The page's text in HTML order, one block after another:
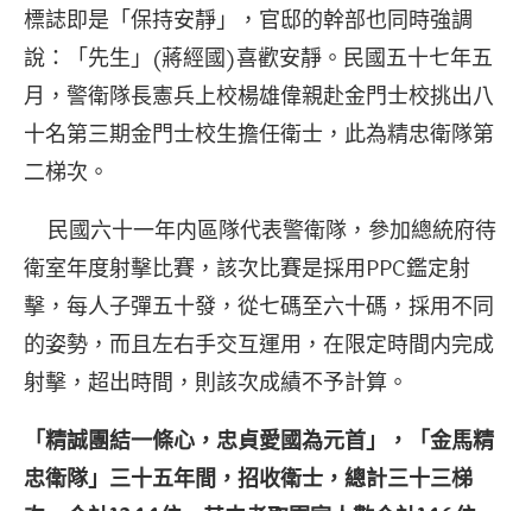
標誌即是「保持安靜」，官邸的幹部也同時強調
說：「先生」(蔣經國)喜歡安靜。民國五十七年五
月，警衛隊長憲兵上校楊雄偉親赴金門士校挑出八
十名第三期金門士校生擔任衛士，此為精忠衛隊第
二梯次。
民國六十一年内區隊代表警衛隊，參加總統府待
衛室年度射擊比賽，該次比賽是採用PPC鑑定射
擊，每人子彈五十發，從七碼至六十碼，採用不同
的姿勢，而且左右手交互運用，在限定時間内完成
射擊，超出時間，則該次成績不予計算。
「精誠團結一條心，忠貞愛國為元首」 ， 「金馬精
忠衛隊」 三十五年間，招收衛士，總計三十三梯